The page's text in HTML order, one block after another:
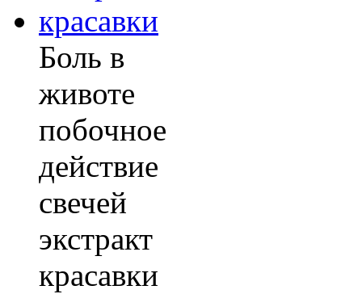
Боль в
животе
побочное
действие
свечей
экстракт
красавки